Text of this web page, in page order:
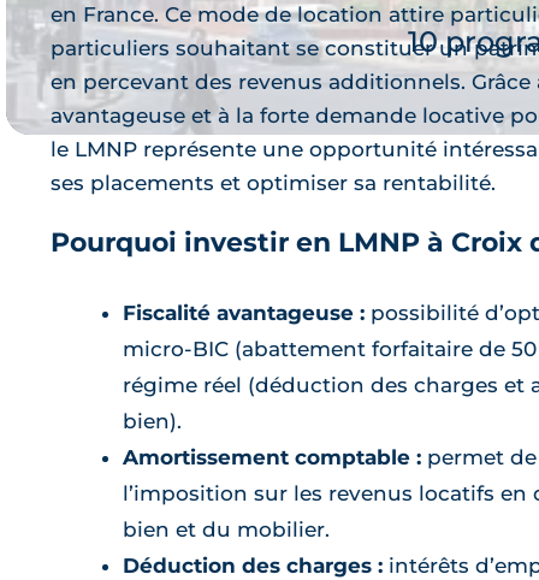
10
en France. Ce mode de location attire
particuliers souhaitant se constituer un
en percevant des revenus additionnels. Grâce
avantageuse et à la forte demande locative
le LMNP représente une opportunité
ses placements et optimiser sa rentabilité.
Pourquoi investir en LMNP à Croix
Fiscalité avantageuse : possibilité
micro-BIC (abattement forfaitaire de
régime réel (déduction des charges et
bien).
Amortissement comptable : permet
l’imposition sur les revenus locatifs en
bien et du mobilier.
Déduction des charges : intérêts